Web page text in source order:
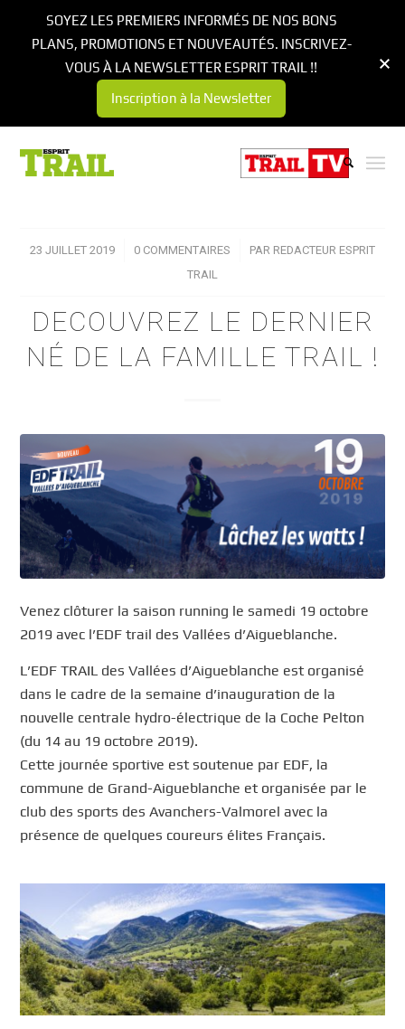
23 JUILLET 2019
/ 0 COMMENTAIRES
/ PAR REDACTEUR ESPRIT
TRAIL
DECOUVREZ LE DERNIER
NÉ DE LA FAMILLE TRAIL !
Venez clôturer la saison running le samedi 19 octobre
2019 avec l’EDF trail des Vallées d’Aigueblanche.
L’EDF TRAIL des Vallées d’Aigueblanche est organisé
dans le cadre de la semaine d’inauguration de la
nouvelle centrale hydro-électrique de la Coche Pelton
(du 14 au 19 octobre 2019).
Cette journée sportive est soutenue par EDF, la
commune de Grand-Aigueblanche et organisée par le
club des sports des Avanchers-Valmorel avec la
présence de quelques coureurs élites Français.
SOYEZ LES PREMIERS INFORMÉS DE NOS BONS
PLANS, PROMOTIONS ET NOUVEAUTÉS. INSCRIVEZ-
VOUS À LA NEWSLETTER ESPRIT TRAIL !!
Inscription à la Newsletter